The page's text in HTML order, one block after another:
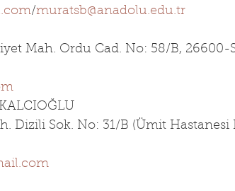
/muratsb@anadolu.edu.tr
Mah. Ordu Cad. No: 58/B, 26600-
Dizili Sok. No: 31/B (Ümit Hastanesi